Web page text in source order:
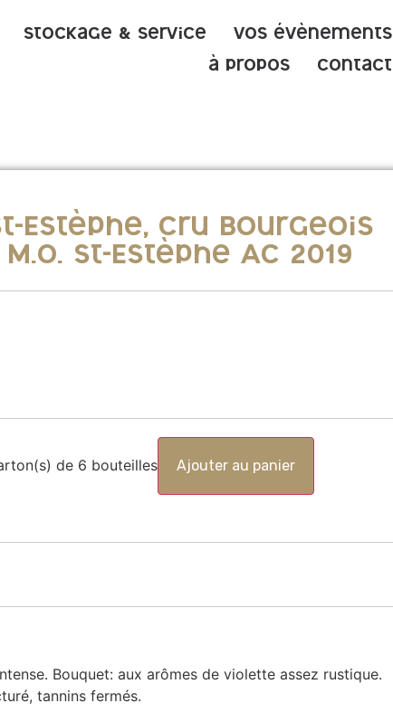
Stockage & service Vos évènements
à propos contact
Estèphe, Cru bourgeois
St-Estèphe AC 2019
de 6 bouteilles Ajouter au panier
Bouquet: aux arômes de violette assez rustique.
tannins fermés.